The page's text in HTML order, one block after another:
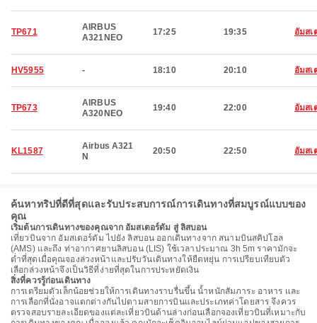
TP671
AIRBUS
A321NEO
17:25 19:35 อัมสเ
HV5955 - 18:10 20:10 อัมสเ
TP673
AIRBUS
A320NEO
19:40 22:00 อัมสเ
KL1587
Airbus A321
N
20:50 22:50 อัมสเ
ค้นหาทริปที่ดีที่สุดและรับประสบการณ์การเดินทางที่สมบูรณ์แบบของ
คุณ
เริ่มต้นการเดินทางของคุณจาก อัมสเตอร์ดัม สู่ ลิสบอน
เที่ยวบินจาก อัมสเตอร์ดัม ไปยัง ลิสบอน ออกเดินทางจาก สนามบินสคิปโฮล
(AMS) และถึง ท่าอากาศยานลิสบอน (LIS) ใช้เวลาประมาณ 3h 5m ราคามักจะ
ต่ำที่สุดเมื่อคุณจองล่วงหน้าและปรับวันเดินทางให้ยืดหยุ่น การเปรียบเทียบตัว
เลือกล่วงหน้าจึงเป็นวิธีที่ง่ายที่สุดในการประหยัดเงิน
สิ่งที่ควรรู้ก่อนเดินทาง
การเตรียมตัวเล็กน้อยช่วยให้การเดินทางราบรื่นขึ้น น้ำหนักสัมภาระ อาหาร และ
การเลือกที่นั่งอาจแตกต่างกันไปตามสายการบินและประเภทค่าโดยสาร จึงควร
ตรวจสอบรายละเอียดของแต่ละเที่ยวบินด้านล่างก่อนเลือกจองเที่ยวบินที่เหมาะกับ